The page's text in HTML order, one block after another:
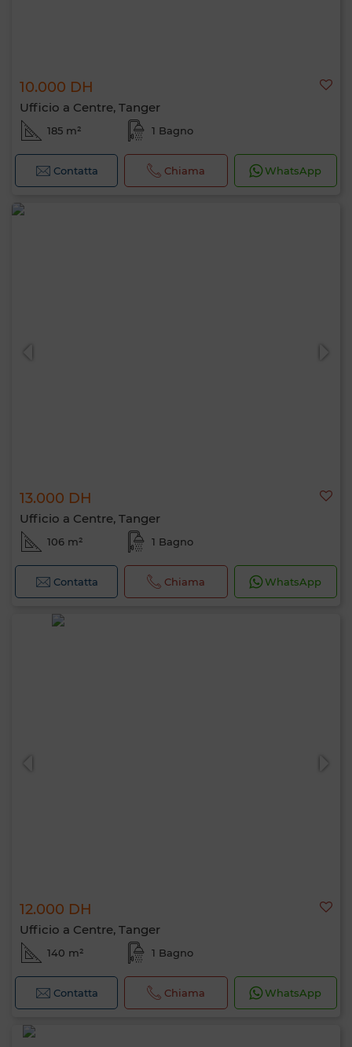
10.000 DH
Ufficio a Centre, Tanger
185 m² 1 Bagno
Contatta Chiama WhatsApp
13.000 DH
Ufficio a Centre, Tanger
106 m² 1 Bagno
Contatta Chiama WhatsApp
12.000 DH
Ufficio a Centre, Tanger
140 m² 1 Bagno
Contatta Chiama WhatsApp